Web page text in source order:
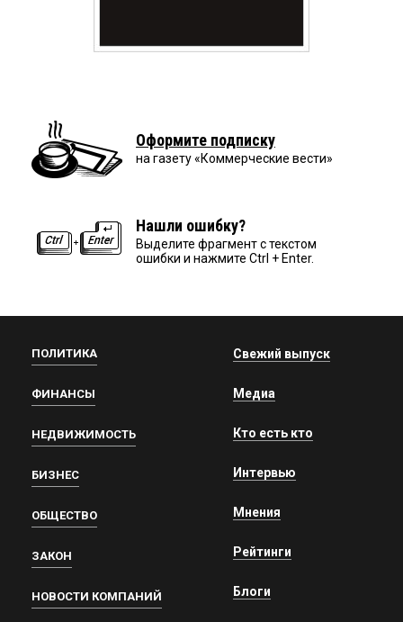
Оформите подписку
на газету «Коммерческие вести»
Нашли ошибку?
Выделите фрагмент с текстом
ошибки и нажмите Ctrl + Enter.
ПОЛИТИКА
ФИНАНСЫ
НЕДВИЖИМОСТЬ
БИЗНЕС
ОБЩЕСТВО
ЗАКОН
НОВОСТИ КОМПАНИЙ
Свежий выпуск
Медиа
Кто есть кто
Интервью
Мнения
Рейтинги
Блоги